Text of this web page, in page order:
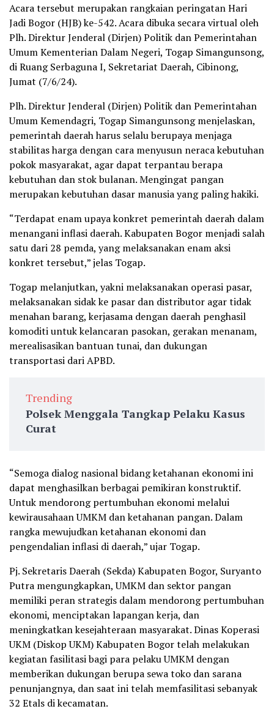
Acara tersebut merupakan rangkaian peringatan Hari
Jadi Bogor (HJB) ke-542. Acara dibuka secara virtual oleh
Plh. Direktur Jenderal (Dirjen) Politik dan Pemerintahan
Umum Kementerian Dalam Negeri, Togap Simangunsong,
di Ruang Serbaguna I, Sekretariat Daerah, Cibinong,
Jumat (7/6/24).
Plh. Direktur Jenderal (Dirjen) Politik dan Pemerintahan
Umum Kemendagri, Togap Simangunsong menjelaskan,
pemerintah daerah harus selalu berupaya menjaga
stabilitas harga dengan cara menyusun neraca kebutuhan
pokok masyarakat, agar dapat terpantau berapa
kebutuhan dan stok bulanan. Mengingat pangan
merupakan kebutuhan dasar manusia yang paling hakiki.
“Terdapat enam upaya konkret pemerintah daerah dalam
menangani inflasi daerah. Kabupaten Bogor menjadi salah
satu dari 28 pemda, yang melaksanakan enam aksi
konkret tersebut,” jelas Togap.
Togap melanjutkan, yakni melaksanakan operasi pasar,
melaksanakan sidak ke pasar dan distributor agar tidak
menahan barang, kerjasama dengan daerah penghasil
komoditi untuk kelancaran pasokan, gerakan menanam,
merealisasikan bantuan tunai, dan dukungan
transportasi dari APBD.
Trending
Polsek Menggala Tangkap Pelaku Kasus
Curat
“Semoga dialog nasional bidang ketahanan ekonomi ini
dapat menghasilkan berbagai pemikiran konstruktif.
Untuk mendorong pertumbuhan ekonomi melalui
kewirausahaan UMKM dan ketahanan pangan. Dalam
rangka mewujudkan ketahanan ekonomi dan
pengendalian inflasi di daerah,” ujar Togap.
Pj. Sekretaris Daerah (Sekda) Kabupaten Bogor, Suryanto
Putra mengungkapkan, UMKM dan sektor pangan
memiliki peran strategis dalam mendorong pertumbuhan
ekonomi, menciptakan lapangan kerja, dan
meningkatkan kesejahteraan masyarakat. Dinas Koperasi
UKM (Diskop UKM) Kabupaten Bogor telah melakukan
kegiatan fasilitasi bagi para pelaku UMKM dengan
memberikan dukungan berupa sewa toko dan sarana
penunjangnya, dan saat ini telah memfasilitasi sebanyak
32 Etals di kecamatan.